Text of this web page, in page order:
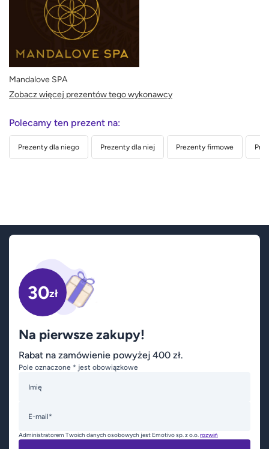
Mandalove SPA
Zobacz więcej prezentów tego wykonawcy
Polecamy ten prezent na:
Prezenty dla niego Prezenty dla niej Prezenty firmowe
30zł
Na pierwsze zakupy!
Rabat na zamówienie powyżej 400 zł.
Pole oznaczone * jest obowiązkowe
Imię
E-mail*
Administratorem Twoich danych osobowych jest Emotivo sp. z o.o.rozwiń